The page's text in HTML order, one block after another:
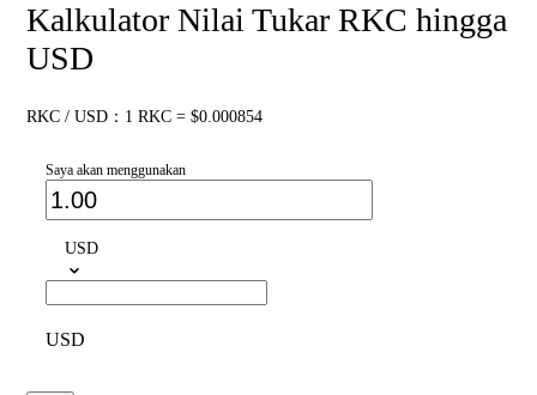
Kalkulator Nilai Tukar RKC hingga
USD
RKC / USD：1 RKC = $0.000854
Saya akan menggunakan
USD
USD